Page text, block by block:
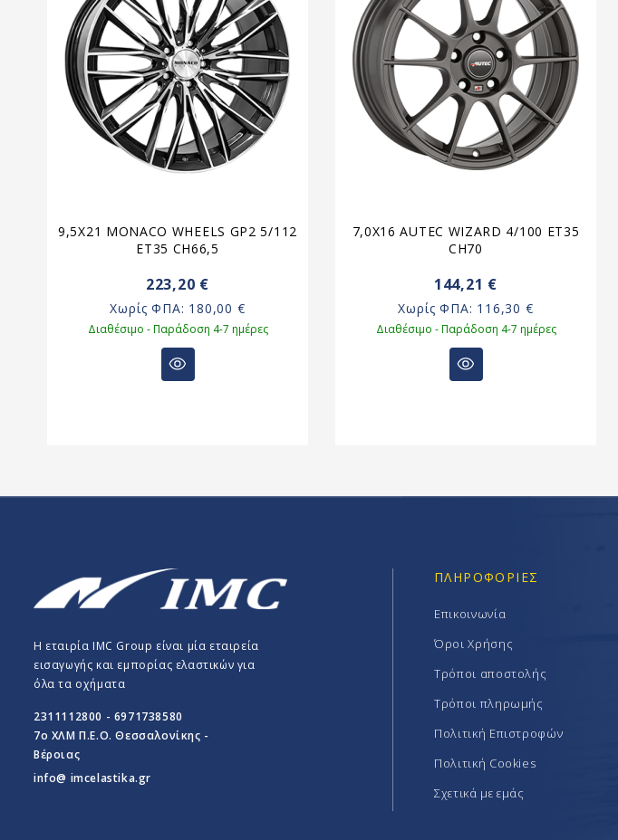
9,5X21 MONACO WHEELS GP2 5/112
ET35 CH66,5
223,20 €
Χωρίς ΦΠΑ: 180,00 €
Διαθέσιμο - Παράδοση 4-7 ημέρες
7,0X16 AUTEC WIZARD 4/100 ET35
CH70
144,21 €
Χωρίς ΦΠΑ: 116,30 €
Διαθέσιμο - Παράδοση 4-7 ημέρες
Η εταιρία IMC Group είναι μία εταιρεία
εισαγωγής και εμπορίας ελαστικών για
όλα τα οχήματα
2311112800 - 6971738580
7o ΧΛΜ Π.E.O. Θεσσαλονίκης -
Βέροιας
info@ imcelastika.gr
ΠΛΗΡΟΦΟΡΊΕΣ
Επικοινωνία
Όροι Χρήσης
Τρόποι αποστολής
Τρόποι πληρωμής
Πολιτική Επιστροφών
Πολιτική Cookies
Σχετικά με εμάς